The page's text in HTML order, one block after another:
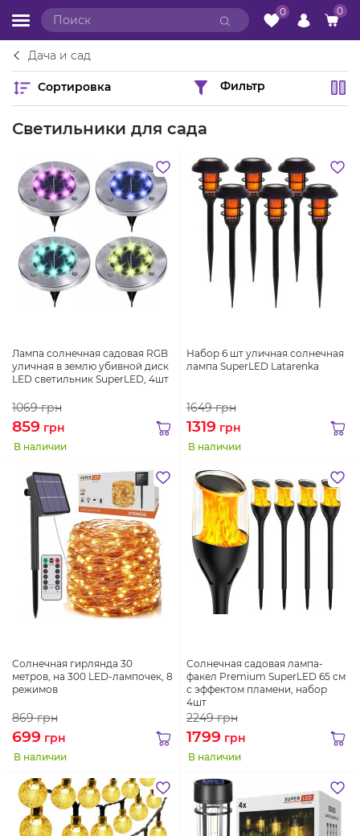
0 0
Дача и сад
Сортировка Фильтр
Светильники для сада
Лампа солнечная садовая RGB
уличная в землю убивной диск
LED светильник SuperLED, 4шт
1069грн
859 грн
В наличии
Набор 6 шт уличная солнечная
лампа SuperLED Latarenka
1649грн
1319 грн
В наличии
Солнечная гирлянда 30
метров, на 300 LED-лампочек, 8
режимов
869грн
699 грн
В наличии
Солнечная садовая лампа-
факел Premium SuperLED 65 см
с эффектом пламени, набор
4шт
2249грн
1799 грн
В наличии